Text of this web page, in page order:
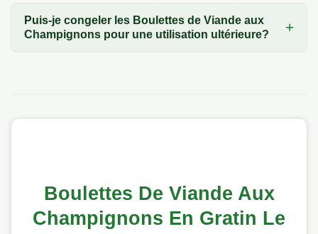
Puis-je congeler les Boulettes de Viande aux
Champignons pour une utilisation ultérieure?
Boulettes De Viande Aux
Champignons En Gratin Le